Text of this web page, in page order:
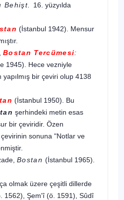
Behişt. 16. yüzyılda
(İstanbul 1942). Mensur
Bostan Tercümesi:
1945). Hece vezniyle
bir çeviri olup 4138
(İstanbul 1950). Bu
şerhindeki metin esas
bir çeviridir. Özen
sonuna "Notlar ve
Bostan(İstanbul 1965).
olmak üzere çeşitli dillerde
1562), Şem'î (ö. 1591), Sûdî